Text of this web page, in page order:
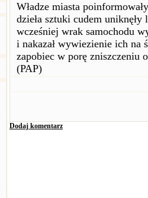
Władze miasta
dzieła sztuki cudem
wcześniej wrak samochodu
i nakazał wywiezienie ich na
zapobiec w porę zniszczeniu
(PAP)
Dodaj komentarz